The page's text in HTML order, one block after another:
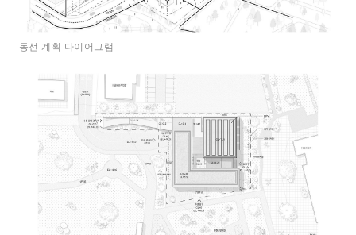
동선 계획 다이어그램